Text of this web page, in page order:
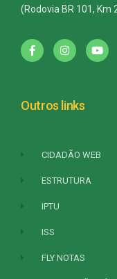
(Rodovia BR 101, Km
Outros links
CIDADÃO WEB
ESTRUTURA
IPTU
ISS
FLY NOTAS